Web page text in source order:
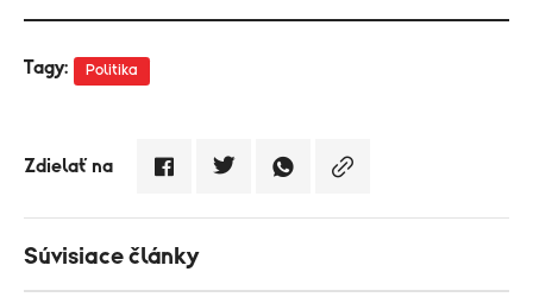
Tagy: Politika
Zdielať na
Súvisiace články